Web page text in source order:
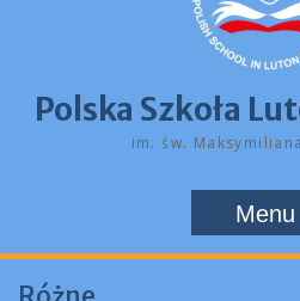
Polska Szkoła
im. św.
Menu